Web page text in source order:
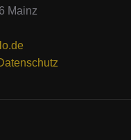
Mainz